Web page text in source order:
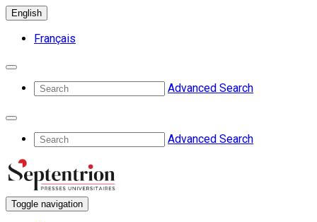
English
Français
Advanced Search
Advanced Search
Toggle navigation